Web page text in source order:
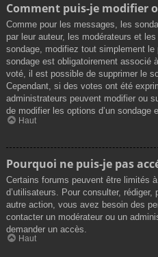
Comment puis-je modifier
Comme pour les messages, les
par leur auteur, les modérateurs et
sondage, modifiez tout simplement
sondage est obligatoirement associé
voté, il est possible de supprimer le
Cependant, si des votes ont été
administrateurs peuvent modifier ou
de modifier les options d’un sondage
Haut
Pourquoi ne puis-je pas
Certains forums peuvent être limités
d’utilisateurs. Pour consulter, rédiger,
autre action, vous avez besoin des
contacter un modérateur ou un
demander un accès.
Haut